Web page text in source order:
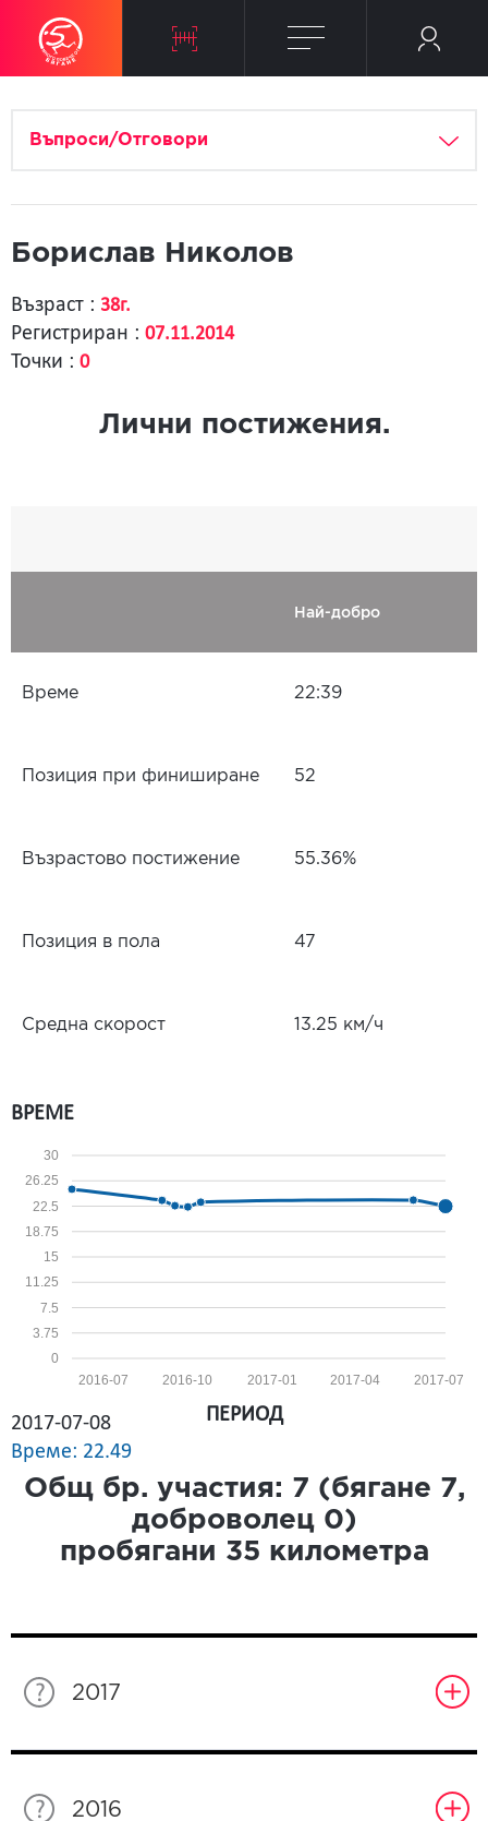
Въпроси/Отговори
Борислав Николов
Възраст : 38г.
Регистриран : 07.11.2014
Точки : 0
Лични постижения.
Най-добро
Време 22:39
Позиция при финиширане 52
Възрастово постижение 55.36%
Позиция в пола 47
Средна скорост 13.25 км/ч
ВРЕМЕ
0
3.75
7.5
11.25
15
18.75
22.5
26.25
30
2017-07
2017-04
2017-01
2016-10
2016-07
2017-07-08
Време: 22.49
ПЕРИОД
Общ бр. участия: 7 (бягане 7,
доброволец 0)
пробягани 35 километра
2017
2016